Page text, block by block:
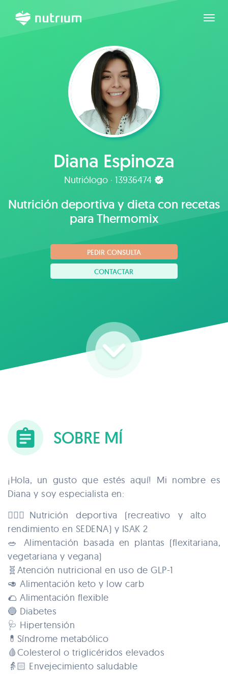
Diana Espinoza
Nutriólogo · 13936474
Nutrición deportiva y dieta con recetas
para Thermomix
PEDIR CONSULTA
CONTACTAR
SOBRE MÍ
¡Hola, un gusto que estés aquí! Mi nombre es
Diana y soy especialista en:
🏃🏻‍♀️Nutrición deportiva (recreativo y alto
rendimiento en SEDENA) y ISAK 2
🥗 Alimentación basada en plantas (flexitariana,
vegetariana y vegana)
🧬Atención nutricional en uso de GLP-1
🥑 Alimentación keto y low carb
🌮 Alimentación flexible
🔵 Diabetes
🩺 Hipertensión
💊Síndrome metabólico
🩸Colesterol o triglicéridos elevados
👵🏻 Envejecimiento saludable